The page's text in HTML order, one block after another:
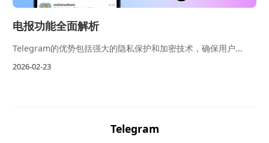
电报功能全面解析
Telegram的优势包括强大的隐私保护和加密技术，确保用户...
2026-02-23
Telegram